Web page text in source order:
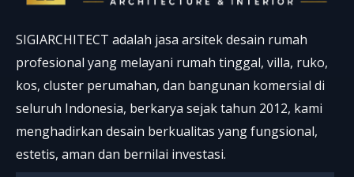
SIGIARCHITECT adalah jasa arsitek desain rumah
profesional yang melayani rumah tinggal, villa, ruko,
kos, cluster perumahan, dan bangunan komersial di
seluruh Indonesia, berkarya sejak tahun 2012, kami
menghadirkan desain berkualitas yang fungsional,
estetis, aman dan bernilai investasi.